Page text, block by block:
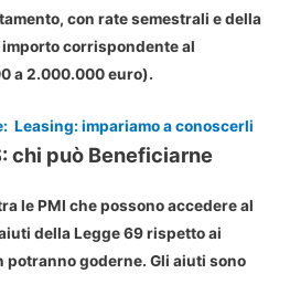
con rate semestrali e della
corrispondente al
a 2.000.000 euro).
Leasing: impariamo a conoscerli
chi può Beneficiarne
le PMI che possono accedere al
della Legge 69 rispetto ai
potranno goderne. Gli aiuti sono